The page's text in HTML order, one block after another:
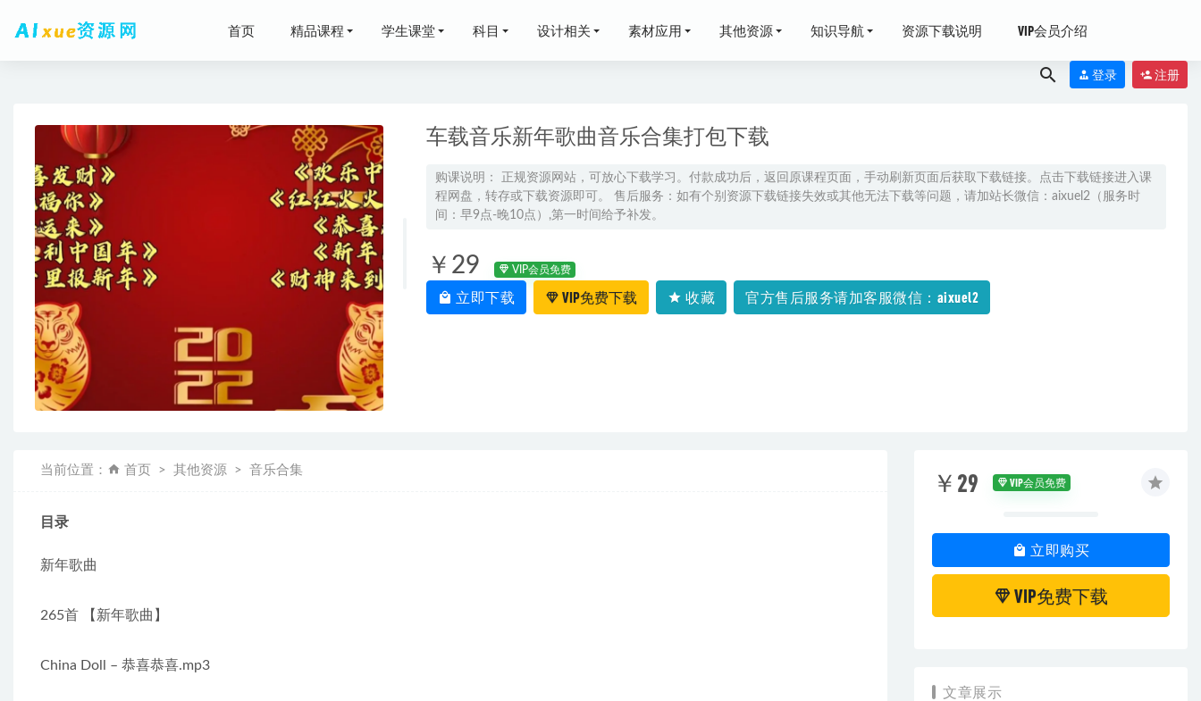
首页 精品课程 学生课堂 科目 设计相关 素材应用 其他资源 知识导航 资源下载说明 VIP会员介绍
登录 注册
车载音乐新年歌曲音乐合集打包下载
购课说明： 正规资源网站，可放心下载学习。付款成功后，返回原课程页面，手动刷新页面后获取下载链接。点击下载链接进入课
程网盘，转存或下载资源即可。 售后服务：如有个别资源下载链接失效或其他无法下载等问题，请加站长微信：aixuel2（服务时
间：早9点-晚10点）,第一时间给予补发。
￥29 VIP会员免费
立即下载 VIP免费下载 收藏 官方售后服务请加客服微信：aixuel2
当前位置： 首页 其他资源 音乐合集
目录
新年歌曲
265首 【新年歌曲】
China Doll – 恭喜恭喜.mp3
￥29 VIP会员免费
立即购买
VIP免费下载
文章展示
科学发声训练视频教程美声口才播音主持教学网课,38.35G百度网盘资源打包下载 2021-07-
17
2026年谭梦云高三数学a视频教学+课堂笔记二轮复习寒假班
2024年李辉高三英语春季班24年李辉高考英语二三轮复习视频教程 2024-03-05
2023刘莹莹高三历史a+秋季班视频教程+讲义 2022-10-04
新东方2024高考毛慧高三生物押题课冲刺护航班